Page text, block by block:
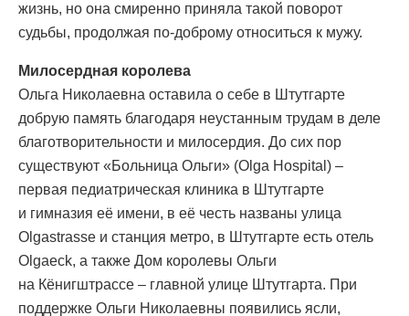
жизнь, но она смиренно приняла такой поворот
судьбы, продолжая по-доброму относиться к мужу.
Милосердная королева
Ольга Николаевна оставила о себе в Штутгарте
добрую память благодаря неустанным трудам в деле
благотворительности и милосердия. До сих пор
существуют «Больница Ольги» (Olga Hospital) –
первая педиатрическая клиника в Штутгарте
и гимназия её имени, в её честь названы улица
Olgastrasse и станция метро, в Штутгарте есть отель
Olgaeck, а также Дом королевы Ольги
на Кёнигштрассе – главной улице Штутгарта. При
поддержке Ольги Николаевны появились ясли,